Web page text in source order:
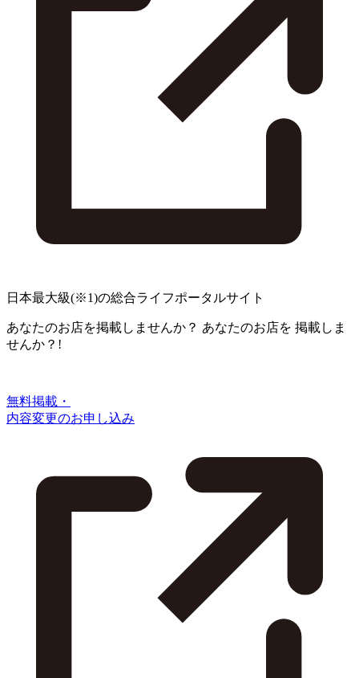
日本最大級(※1)の総合ライフポータルサイト
あなたのお店を掲載しませんか？ あなたのお店を 掲載しま
せんか？!
無料掲載・
内容変更のお申し込み